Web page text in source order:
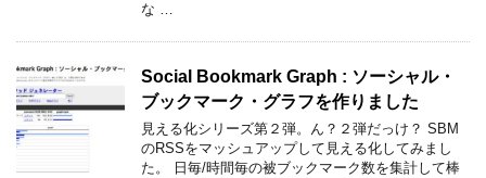
な …
Social Bookmark Graph : ソーシャル・
ブックマーク・グラフを作りました
見える化シリーズ第２弾。ん？２弾だっけ？ SBM
のRSSをマッシュアップして見える化してみまし
た。 日毎/時間毎の被ブックマーク数を集計して棒